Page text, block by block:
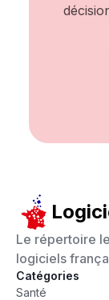
Le répertoire
logiciels
Catégories
Santé